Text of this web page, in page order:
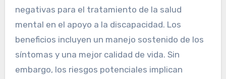
negativas para el tratamiento de la salud
mental en el apoyo a la discapacidad. Los
beneficios incluyen un manejo sostenido de los
síntomas y una mejor calidad de vida. Sin
embargo, los riesgos potenciales implican